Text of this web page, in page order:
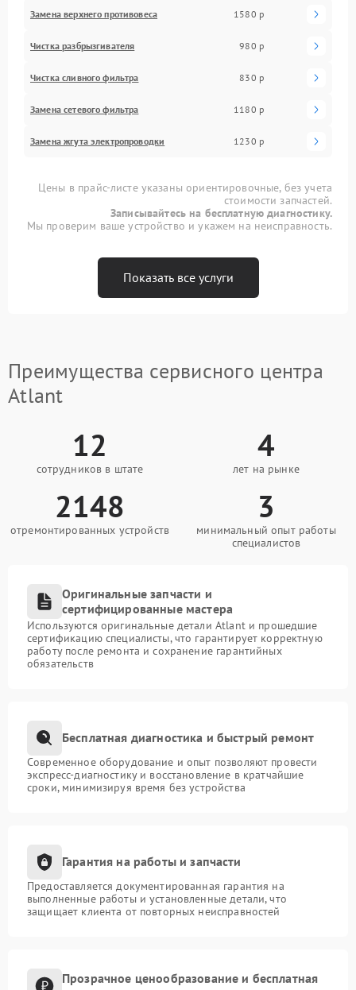
Замена верхнего противовеса 1580 р
Чистка разбрызгивателя 980 р
Чистка сливного фильтра 830 р
Замена сетевого фильтра 1180 р
Замена жгута электропроводки 1230 р
Цены в прайс-листе указаны ориентировочные, без учета
стоимости запчастей.
Записывайтесь на бесплатную диагностику.
Мы проверим ваше устройство и укажем на неисправность.
Показать все услуги
Преимущества сервисного центра
Atlant
12
сотрудников в штате
4
лет на рынке
2148
отремонтированных устройств
3
минимальный опыт работы
специалистов
Оригинальные запчасти и
сертифицированные мастера
Используются оригинальные детали Atlant и прошедшие
сертификацию специалисты, что гарантирует корректную
работу после ремонта и сохранение гарантийных
обязательств
Бесплатная диагностика и быстрый ремонт
Современное оборудование и опыт позволяют провести
экспресс-диагностику и восстановление в кратчайшие
сроки, минимизируя время без устройства
Гарантия на работы и запчасти
Предоставляется документированная гарантия на
выполненные работы и установленные детали, что
защищает клиента от повторных неисправностей
Прозрачное ценообразование и бесплатная